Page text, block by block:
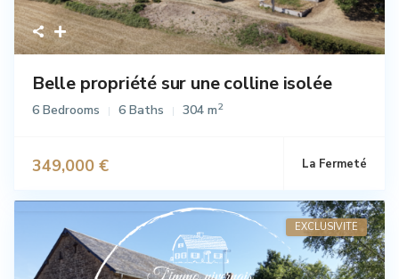
Belle propriété sur une colline isolée
6 Bedrooms 6 Baths 304 m2
349,000 € La Fermeté
EXCLUSIVITE